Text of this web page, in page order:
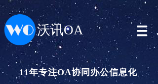
沃讯OA
11年专注OA协同办公信息化